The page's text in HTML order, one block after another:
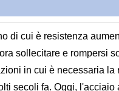
cui è resistenza
sollecitare e rompersi
in cui è necessaria
secoli fa. Oggi,